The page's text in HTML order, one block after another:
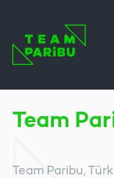
Team
Team Paribu,